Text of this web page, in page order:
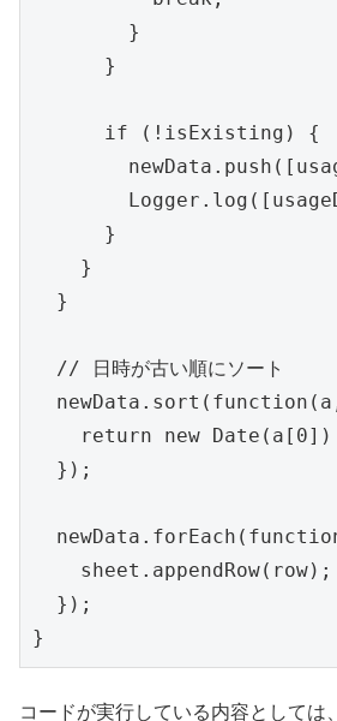
        }
      }
      if (!isExisting) {
      }
    }
  }
  // 日時が古い順にソート
return new
  });
    sheet.appendRow(row);
  });
}
コードが実行している内容としては